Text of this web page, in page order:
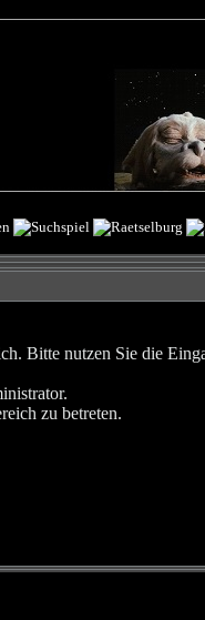
Bitte nutzen Sie die
zu betreten.